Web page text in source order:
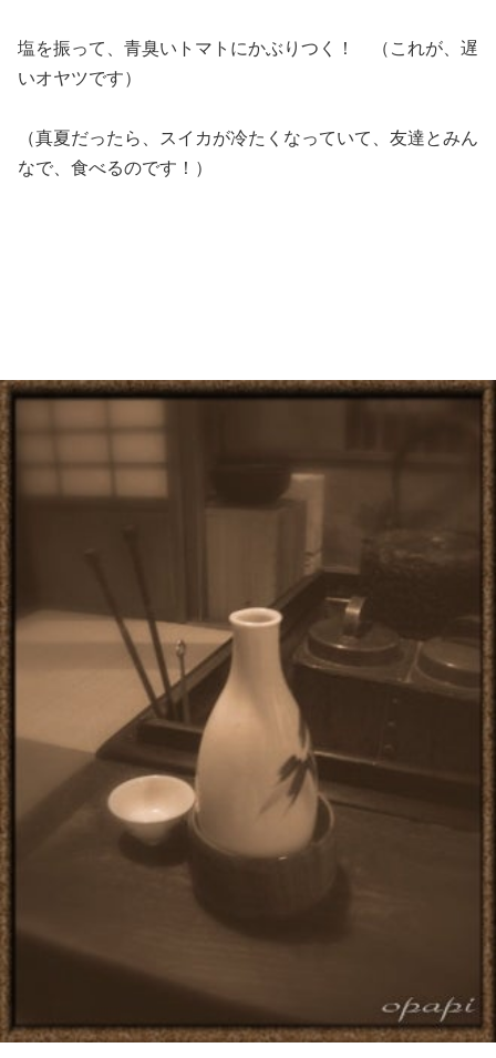
塩を振って、青臭いトマトにかぶりつく！ （これが、遅
いオヤツです）
（真夏だったら、スイカが冷たくなっていて、友達とみん
なで、食べるのです！）